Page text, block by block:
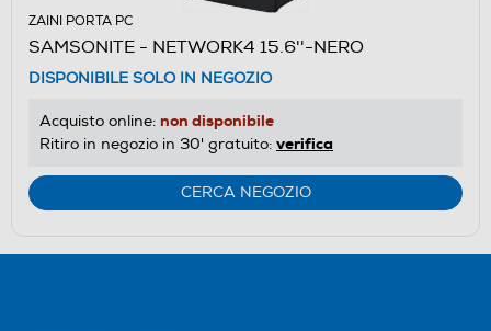
ZAINI PORTA PC
SAMSONITE - NETWORK4 15.6''-NERO
DISPONIBILE SOLO IN NEGOZIO
Acquisto online: non disponibile
Ritiro in negozio in 30' gratuito: verifica
CERCA NEGOZIO